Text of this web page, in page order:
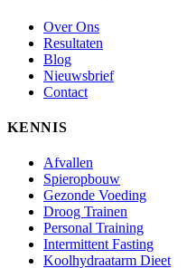
Over Ons
Resultaten
Blog
Nieuwsbrief
Contact
KENNIS
Afvallen
Spieropbouw
Gezonde Voeding
Droog Trainen
Personal Training
Intermittent Fasting
Koolhydraatarm Dieet